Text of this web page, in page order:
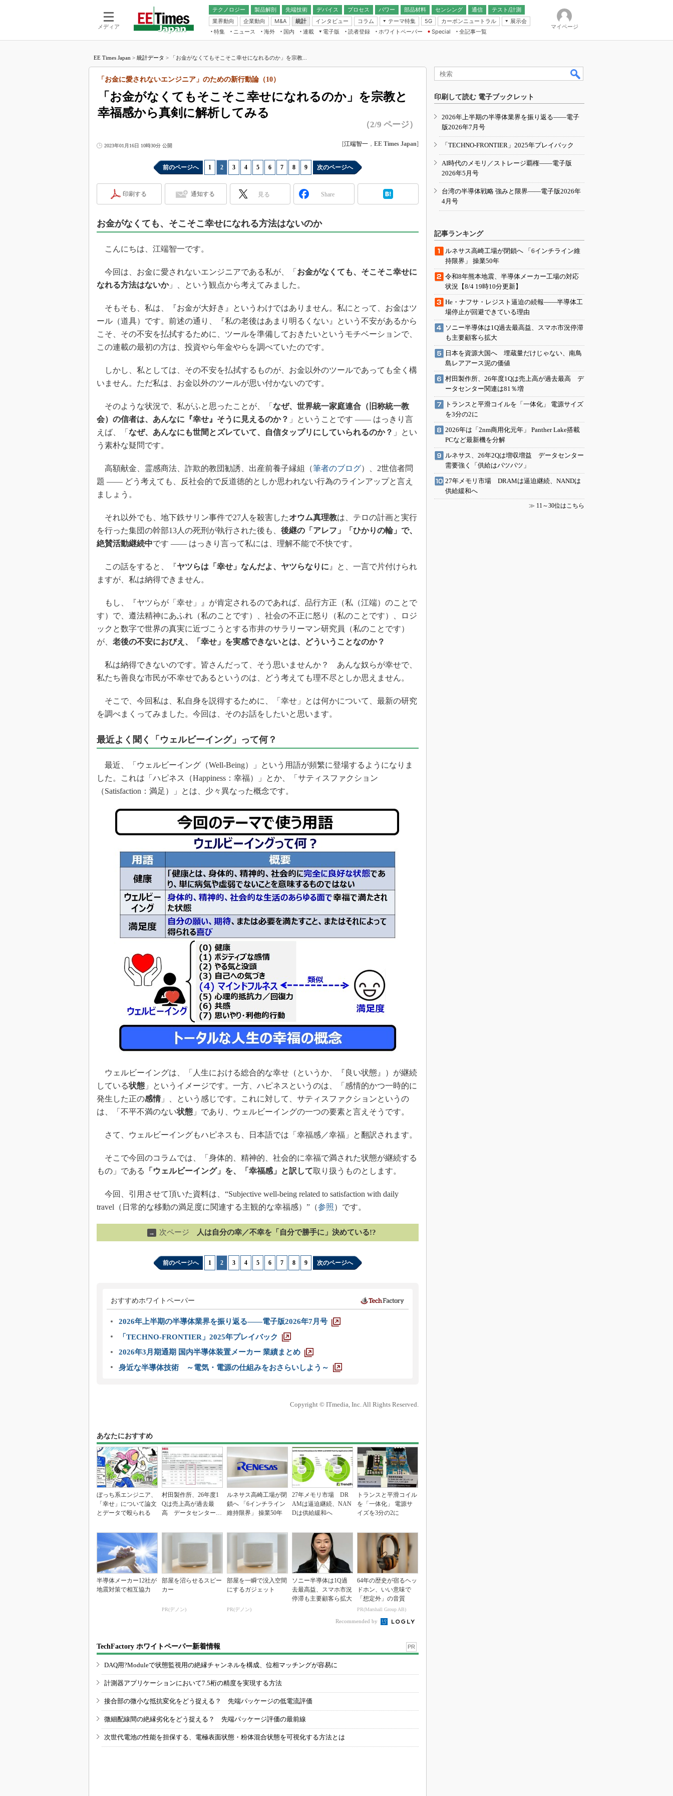
メディア
テクノロジー 製品解剖
先端技術
電池／エネルギー
デバイス
アナログ
マイコン
FPGA
プロセス パワー 部品材料 センシング
通信
無線
テスト/計測
業界動向
企業動向 M&A 統計 インタビュー コラム
テーマ特集
フィジカルAI
読者調査（EE Times Research）
電源設計（EDN Japan）
Japan）
5G カーボンニュートラル
展示会
IoT・エッジコンピューティング
EXPO
TECHNO-FRONTIER
人とくるま展
特集 ニュース 海外 国内
連載
福田昭のデバイス通信
湯之上隆のナノフォーカス
大山聡の業界スコープ
大原雄介のエレ・組み込みプレイバ
ック
踊るバズワード ～Behind the
Buzzword
この10年で起こったこと、次の10年
で起こること
光伝送技術を知る
改革、執念の180日
イノベーションは日本を救うのか
JASA発IoT通信
「英語に愛されないエンジニア」の
ための新行動論
電子版
電子ブックレット
読者登録 ホワイトペーパー
Special
全記事一覧
マイページ
EE Times Japan > 統計データ > 「お金がなくてもそこそこ幸せになれるのか」を宗教...
「お金がなくてもそこそこ幸せになれるのか」を宗教と
幸福感から真剣に解析してみる
「お金に愛されないエンジニア」のための新行動論（10）
（2/9 ページ）
2023年01月16日 10時30分 公開 [江端智一 ， EE Times Japan]
前のページへ 1 2 3 4 5 6 7 8 9 次のページへ
印刷する 通知する 見る Share
お金がなくても、そこそこ幸せになれる方法はないのか
こんにちは、江端智一です。
今回は、お金に愛されないエンジニアである私が、「 お金がなくても、そこそこ幸せに
なれる方法はないか」、という観点から考えてみました。
そもそも、私は、『お金が大好き』というわけではありません。私にとって、お金はツ
ール（道具）です。前述の通り、『私の老後はあまり明るくない』という不安があるから
こそ、その不安を払拭するために、ツールを準備しておきたいというモチベーションで、
この連載の最初の方は、投資やら年金やらを調べていたのです。
しかし、私としては、その不安を払拭するものが、お金以外のツールであっても全く構
いません。ただ私は、お金以外のツールが思い付かないのです。
そのような状況で、私がふと思ったことが、「 なぜ、世界統一家庭連合（旧称統一教
会）の信者は、あんなに『幸せ』そうに見えるのか？ 」ということです ―― はっきり言
えば、「 なぜ、あんなにも世間とズレていて、自信タップリにしていられるのか？ 」とい
う素朴な疑問です。
高額献金、霊感商法、詐欺的教団勧誘、出産前養子縁組（筆者のブログ）、2世信者問
題 ―― どう考えても、反社会的で反道徳的としか思われない行為のラインアップと言え
ましょう。
それ以外でも、地下鉄サリン事件で27人を殺害したオウム真理教は、テロの計画と実行
を行った集団の幹部13人の死刑が執行された後も、 後継の「アレフ」「ひかりの輪」で、
絶賛活動継続中です ―― はっきり言って私には、理解不能で不快です。
この話をすると、『ヤツらは「幸せ」なんだよ、ヤツらなりに 』と、一言で片付けられ
ますが、私は納得できません。
もし、『ヤツらが「幸せ」』が肯定されるのであれば、品行方正（私（江端）のことで
す）で、遵法精神にあふれ（私のことです）、社会の不正に怒り（私のことです）、ロジ
ックと数字で世界の真実に近づこうとする市井のサラリーマン研究員（私のことです）
が、 老後の不安におびえ、「幸せ」を実感できないとは、どういうことなのか？
私は納得できないのです。皆さんだって、そう思いませんか？ あんな奴らが幸せで、
私たち善良な市民が不幸せであるというのは、どう考えても理不尽としか思えません。
そこで、今回私は、私自身を説得するために、「幸せ」とは何かについて、最新の研究
を調べまくってみました。今回は、そのお話をしたいと思います。
最近よく聞く「ウェルビーイング」って何？
最近、「ウェルビーイング（Well-Being）」という用語が頻繁に登場するようになりま
した。これは「ハピネス（Happiness：幸福）」とか、「サティスファクション
（Satisfaction：満足）」とは、少々異なった概念です。
ウェルビーイングは、「人生における総合的な幸せ（というか、『良い状態』）が継続
している状態 」というイメージです。一方、ハピネスというのは、「感情的かつ一時的に
発生した正の感情」、という感じです。これに対して、サティスファクションというの
は、「不平不満のない状態 」であり、ウェルビーイングの一つの要素と言えそうです。
さて、ウェルビーイングもハピネスも、日本語では「幸福感／幸福」と翻訳されます。
そこで今回のコラムでは、「身体的、精神的、社会的に幸福で満された状態が継続する
もの」である
「ウェルビーイング」を、「幸福感」と訳して取り扱うものとします。
今回、引用させて頂いた資料は、“Subjective well-being related to satisfaction with daily
travel（日常的な移動の満足度に関連する主観的な幸福感）”（参照）です。
→ 次ページ 人は自分の幸／不幸を「自分で勝手に」決めている!?
前のページへ 1 2 3 4 5 6 7 8 9 次のページへ
おすすめホワイトペーパー
2026年上半期の半導体業界を振り返る――電子版2026年7月号
「TECHNO-FRONTIER」2025年プレイバック
2026年3月期通期 国内半導体装置メーカー 業績まとめ
身近な半導体技術 ～電気・電源の仕組みをおさらいしよう～
Copyright © ITmedia, Inc. All Rights Reserved.
あなたにおすすめ
ぼっち系エンジニア、
「幸せ」について論文
とデータで殴られる
村田製作所、26年度1
Qは売上高が過去最
高 データセンター関
ルネサス高崎工場が閉
鎖へ 「6インチライン
維持限界」 操業50年
27年メモリ市場 DR
AMは逼迫継続、NAN
Dは供給緩和へ
トランスと平滑コイル
を「一体化」 電源サ
イズを3分の2に
半導体メーカー12社が
地震対策で相互協力
部屋を沼らせるスピー
カー
PR(デノン)
部屋を一瞬で没入空間
にするガジェット
PR(デノン)
ソニー半導体は1Q過
去最高益、スマホ市況
停滞も主要顧客ら拡大
64年の歴史が宿るヘッ
ドホン、いい意味で
「想定外」の音質
PR(Marshall Group AB)
Recommended by
TechFactory ホワイトペーパー新着情報 PR
DAQ用?Moduleで状態監視用の絶縁チャンネルを構成、位相マッチングが容易に
計測器アプリケーションにおいて7.5桁の精度を実現する方法
接合部の微小な抵抗変化をどう捉える？ 先端パッケージの低電流評価
微細配線間の絶縁劣化をどう捉える？ 先端パッケージ評価の最前線
次世代電池の性能を担保する、電極表面状態・粉体混合状態を可視化する方法とは
印刷して読む 電子ブックレット
2026年上半期の半導体業界を振り返る――電子
版2026年7月号
「TECHNO-FRONTIER」2025年プレイバック
AI時代のメモリ／ストレージ覇権――電子版
2026年5月号
台湾の半導体戦略 強みと限界――電子版2026年
4月号
記事ランキング
ルネサス高崎工場が閉鎖へ 「6インチライン維
持限界」 操業50年
令和8年熊本地震、半導体メーカー工場の対応
状況【8/4 19時10分更新】
He・ナフサ・レジスト逼迫の続報――半導体工
場停止が回避できている理由
ソニー半導体は1Q過去最高益、スマホ市況停滞
も主要顧客ら拡大
日本を資源大国へ 埋蔵量だけじゃない、南鳥
島レアアース泥の価値
村田製作所、26年度1Qは売上高が過去最高 デ
ータセンター関連は81％増
トランスと平滑コイルを「一体化」 電源サイズ
を3分の2に
2026年は「2nm商用化元年」 Panther Lake搭載
PCなど最新機を分解
ルネサス、26年2Qは増収増益 データセンター
需要強く「供給はパツパツ」
27年メモリ市場 DRAMは逼迫継続、NANDは
供給緩和へ
≫ 11～30位はこちら